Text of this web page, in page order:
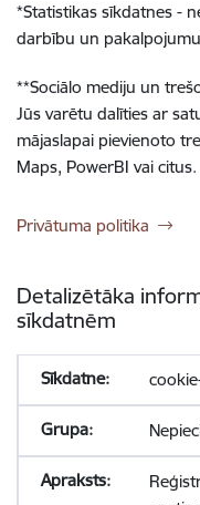
*Statistikas sīkdatnes -
darbību un
**Sociālo mediju un
Jūs varētu dalīties ar
mājaslapai pievienoto
Maps, PowerBI vai citus.
Privātuma politika
Detalizētāka
sīkdatnēm